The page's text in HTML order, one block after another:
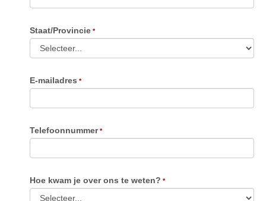
Staat/Provincie
E-mailadres
Telefoonnummer
Hoe kwam je over ons te weten?